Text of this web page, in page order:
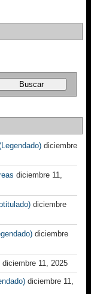
diciembre
diciembre 11,
diciembre
diciembre
diciembre 11, 2025
diciembre 11,